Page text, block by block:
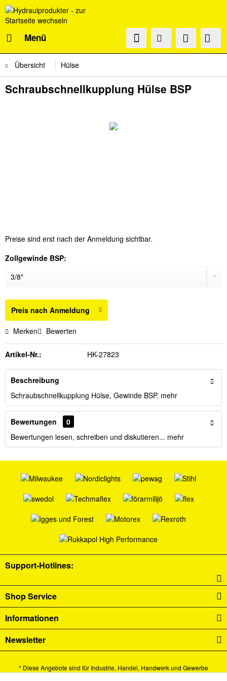
Menü
Übersicht Hülse
Schraubschnellkupplung Hülse BSP
Preise sind erst nach der Anmeldung sichtbar.
Zollgewinde BSP:
Preis nach Anmeldung
Merken Bewerten
Artikel-Nr.: HK-27823
Beschreibung
Schraubschnellkupplung Hülse, Gewinde BSP. mehr
Bewertungen
0
Bewertungen lesen, schreiben und diskutieren... mehr
Support-Hotlines:
Shop Service
Informationen
Newsletter
* Diese Angebote sind für Industrie, Handel, Handwerk und Gewerbe